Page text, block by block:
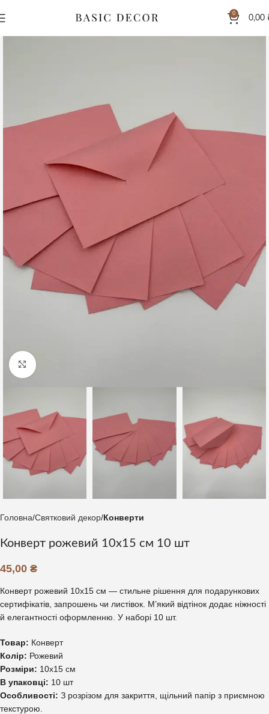
0
0,00
Клацніть, щоб збільшити
Головна Святковий декор Конверти
Конверт рожевий 10х15 см 10 шт
45,00 ₴
Конверт рожевий 10х15 см — стильне рішення для подарункових
сертифікатів, запрошень чи листівок. М’який відтінок додає ніжності
й елегантності оформленню. У наборі 10 шт.
Товар: Конверт
Колір: Рожевий
Розміри: 10х15 см
В упаковці: 10 шт
Особливості: З розрізом для закриття, щільний папір з приємною
текстурою.